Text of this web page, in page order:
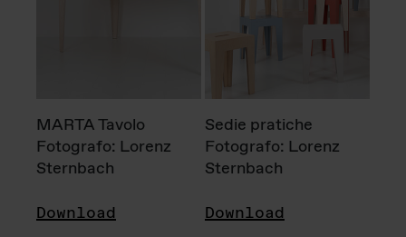
MARTA Tavolo
Fotografo: Lorenz
Sternbach
Download
Sedie pratiche
Fotografo: Lorenz
Sternbach
Download